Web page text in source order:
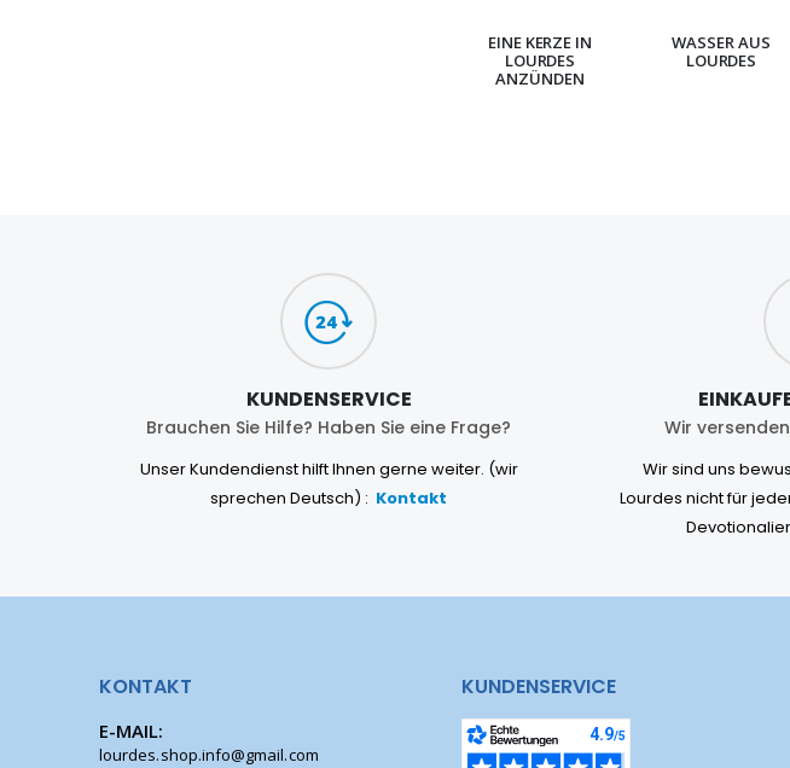
EINE KERZE IN
LOURDES
ANZÜNDEN
WASSER AUS
LOURDES
KUNDENSERVICE
Brauchen Sie Hilfe? Haben Sie eine Frage?
Unser Kundendienst hilft Ihnen gerne weiter. (wir
sprechen Deutsch) : Kontakt
Wir
Wir sind uns
Lourdes nicht für
KONTAKT
E-MAIL:
lourdes.shop.info@gmail.com
KUNDENSERVICE